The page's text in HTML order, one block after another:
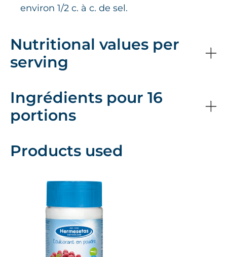
environ 1/2 c. à c. de sel.
Nutritional values per
serving
Ingrédients pour 16
portions
Products used